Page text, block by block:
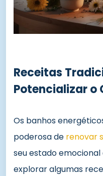
Receitas
Potencializar o
Os banhos
poderosa de renovar
seu estado
explorar algumas